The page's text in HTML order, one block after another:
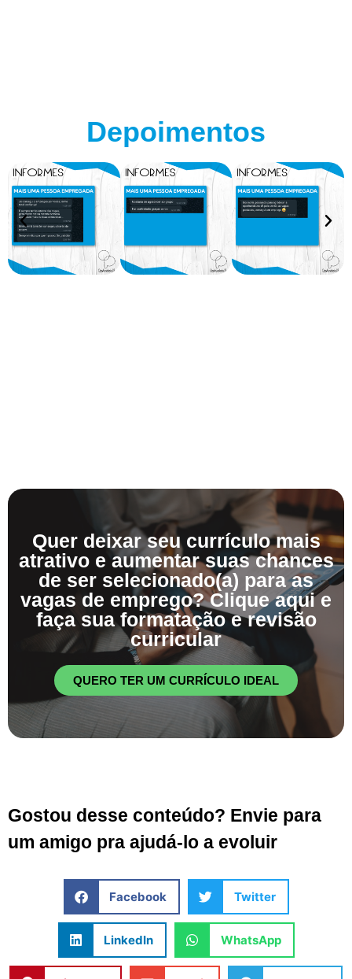
Depoimentos
Quer deixar seu currículo mais
atrativo e aumentar suas chances
de ser selecionado(a) para as
vagas de emprego? Clique aqui e
faça sua formatação e revisão
curricular
QUERO TER UM CURRÍCULO IDEAL
Gostou desse conteúdo? Envie para
um amigo pra ajudá-lo a evoluir
Facebook Twitter
LinkedIn WhatsApp